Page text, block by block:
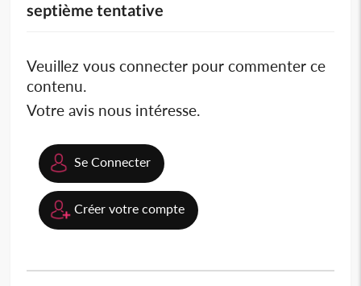
septième tentative
Veuillez vous connecter pour commenter ce
contenu.
Votre avis nous intéresse.
Se Connecter
Créer votre compte